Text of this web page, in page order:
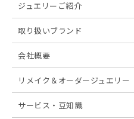
ジュエリーご紹介
取り扱いブランド
会社概要
リメイク＆オーダージュエリー
サービス・豆知識